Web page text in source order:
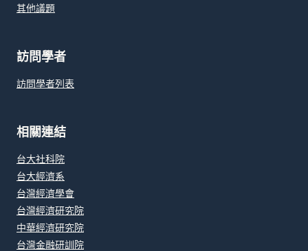
其他議題
訪問學者
訪問學者列表
相關連結
台大社科院
台大經濟系
台灣經濟學會
台灣經濟研究院
中華經濟研究院
台灣金融研訓院